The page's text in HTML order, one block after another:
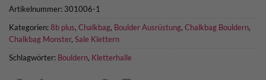
Artikelnummer: 301006-1
Kategorien:8b plus, Chalkbag, Boulder Ausrüstung, Chalkbag Bouldern,
Chalkbag Monster, Sale Klettern
Schlagwörter: Bouldern, Kletterhalle